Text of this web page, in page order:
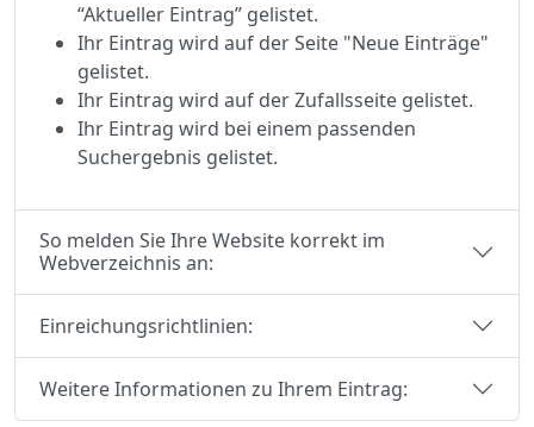
“Aktueller Eintrag” gelistet.
Ihr Eintrag wird auf der Seite "Neue Einträge"
gelistet.
Ihr Eintrag wird auf der Zufallsseite gelistet.
Ihr Eintrag wird bei einem passenden
Suchergebnis gelistet.
So melden Sie Ihre Website korrekt im
Webverzeichnis an:
Einreichungsrichtlinien:
Weitere Informationen zu Ihrem Eintrag: